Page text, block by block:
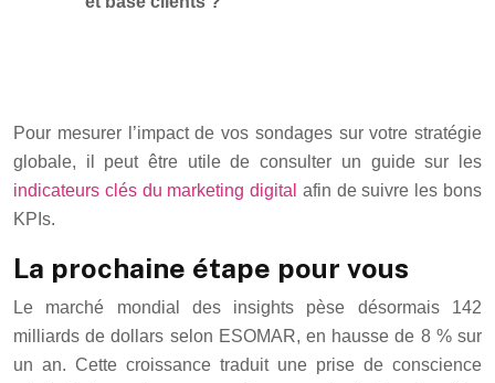
Pour mesurer l’impact de vos sondages sur votre stratégie
globale, il peut être utile de consulter un guide sur les
indicateurs clés du marketing digital afin de suivre les bons
KPIs.
La prochaine étape pour vous
Le marché mondial des insights pèse désormais 142
milliards de dollars selon ESOMAR, en hausse de 8 % sur
un an. Cette croissance traduit une prise de conscience